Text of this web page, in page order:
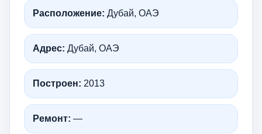
Расположение: Дубай, ОАЭ
Адрес: Дубай, ОАЭ
Построен: 2013
Ремонт: —